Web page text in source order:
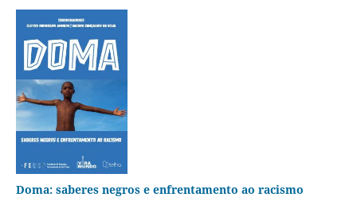
Doma: saberes negros e enfrentamento ao racismo